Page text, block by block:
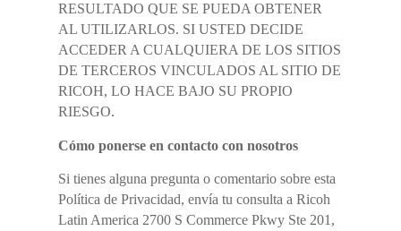
RESULTADO QUE SE PUEDA OBTENER
AL UTILIZARLOS. SI USTED DECIDE
ACCEDER A CUALQUIERA DE LOS SITIOS
DE TERCEROS VINCULADOS AL SITIO DE
RICOH, LO HACE BAJO SU PROPIO
RIESGO.
Cómo ponerse en contacto con nosotros
Si tienes alguna pregunta o comentario sobre esta
Política de Privacidad, envía tu consulta a Ricoh
Latin America 2700 S Commerce Pkwy Ste 201,